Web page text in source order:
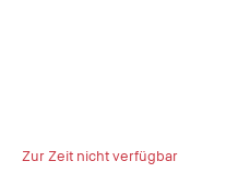
Zur Zeit nicht verfügbar